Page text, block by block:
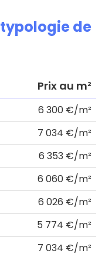
typologie de
Prix au m²
6 300 €/m²
7 034 €/m²
6 353 €/m²
6 060 €/m²
6 026 €/m²
5 774 €/m²
7 034 €/m²